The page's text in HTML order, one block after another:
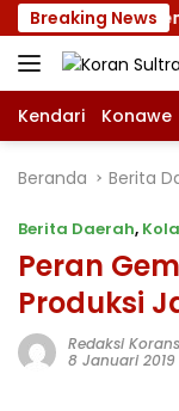
Langsung
ke
konten
Breaking News
XII dengan
Kendari Konawe
Beranda Berita
Berita Daerah,
Peran
Produksi
Redaksi
8 Januari 2019